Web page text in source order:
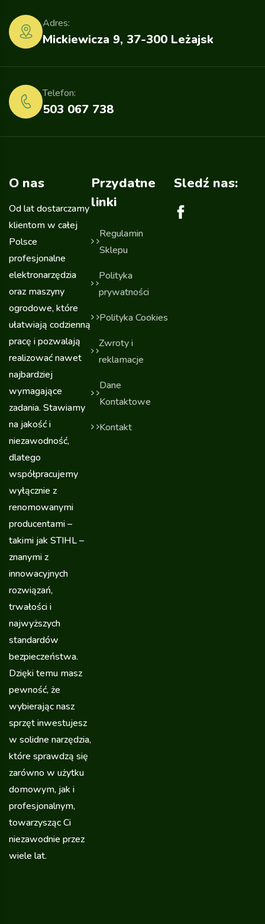
Mickiewicza 9, 37-300 Leżajsk
Adres:
503 067 738
Telefon:
O nas
Od lat dostarczamy
klientom w całej
Polsce
profesjonalne
elektronarzędzia
oraz maszyny
ogrodowe, które
ułatwiają codzienną
pracę i pozwalają
realizować nawet
najbardziej
wymagające
zadania. Stawiamy
na jakość i
niezawodność,
dlatego
współpracujemy
wyłącznie z
renomowanymi
producentami –
takimi jak STIHL –
znanymi z
innowacyjnych
rozwiązań,
trwałości i
najwyższych
standardów
bezpieczeństwa.
Dzięki temu masz
pewność, że
wybierając nasz
sprzęt inwestujesz
w solidne narzędzia,
które sprawdzą się
zarówno w użytku
domowym, jak i
profesjonalnym,
towarzysząc Ci
niezawodnie przez
wiele lat.
Przydatne
linki
Regulamin
Sklepu
Polityka
prywatności
Polityka Cookies
Zwroty i
reklamacje
Dane
Kontaktowe
Kontakt
Sledź nas: